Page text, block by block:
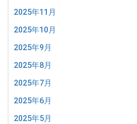
2025年11月
2025年10月
2025年9月
2025年8月
2025年7月
2025年6月
2025年5月